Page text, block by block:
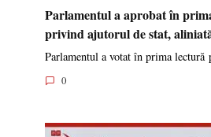
Parlamentul a aprobat în
privind ajutorul de stat,
Parlamentul a votat în prima lectură
0